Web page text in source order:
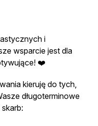
i
wsparcie jest dla
❤️
kieruję do tych,
długoterminowe